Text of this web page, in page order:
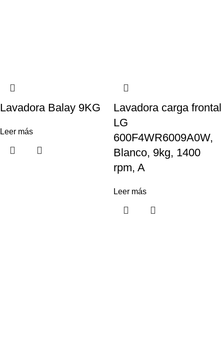
Lavadora Balay 9KG
Leer más
Lavadora carga frontal
LG
600F4WR6009A0W,
Blanco, 9kg, 1400
rpm, A
Leer más